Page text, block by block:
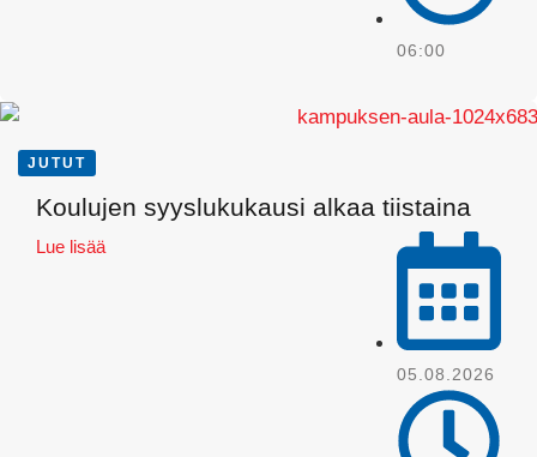
06:00
JUTUT
Koulujen syyslukukausi alkaa tiistaina
Lue lisää
05.08.2026